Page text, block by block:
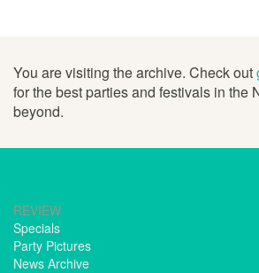
You are visiting the archive. Check out
for the best parties and festivals in the
beyond.
REVIEW
Specials
Party Pictures
News Archive